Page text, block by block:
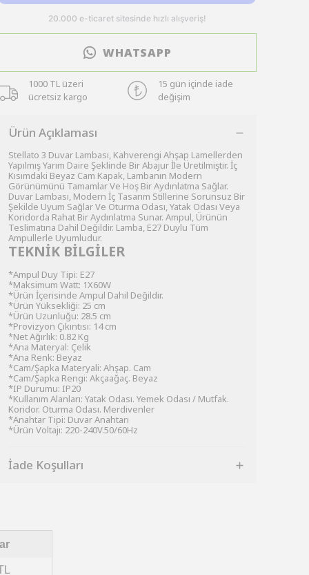
WHATSAPP
1000 TL üzeri
ücretsiz kargo
15 gün içinde iade
değişim
Ürün Açıklaması
Stellato 3 Duvar Lambası, Kahverengi Ahşap Lamellerden
Yapılmış Yarım Daire Şeklinde Bir Abajur İle Üretilmiştir. İç
Kısımdaki Beyaz Cam Kapak, Lambanın Modern
Görünümünü Tamamlar Ve Hoş Bir Aydınlatma Sağlar.
Duvar Lambası, Modern İç Tasarım Stillerine Sorunsuz Bir
Şekilde Uyum Sağlar Ve Oturma Odası, Yatak Odası Veya
Koridorda Rahat Bir Aydınlatma Sunar. Ampul, Ürünün
Teslimatına Dahil Değildir. Lamba, E27 Duylu Tüm
Ampullerle Uyumludur.
TEKNİK BİLGİLER
*Ampul Duy Tipi: E27
*Maksimum Watt: 1X60W
*Ürün İçerisinde Ampul Dahil Değildir.
*Ürün Yüksekliği: 25 cm
*Ürün Uzunluğu: 28.5 cm
*Provizyon Çıkıntısı: 14 cm
*Net Ağırlık: 0.82 Kg
*Ana Materyal: Çelik
*Ana Renk: Beyaz
*Cam/Şapka Materyali: Ahşap. Cam
*Cam/Şapka Rengi: Akçaağaç. Beyaz
*IP Durumu: IP20
*Kullanım Alanları: Yatak Odası. Yemek Odası / Mutfak.
Koridor. Oturma Odası. Merdivenler
*Anahtar Tipi: Duvar Anahtarı
*Ürün Voltajı: 220-240V.50/60Hz
İade Koşulları